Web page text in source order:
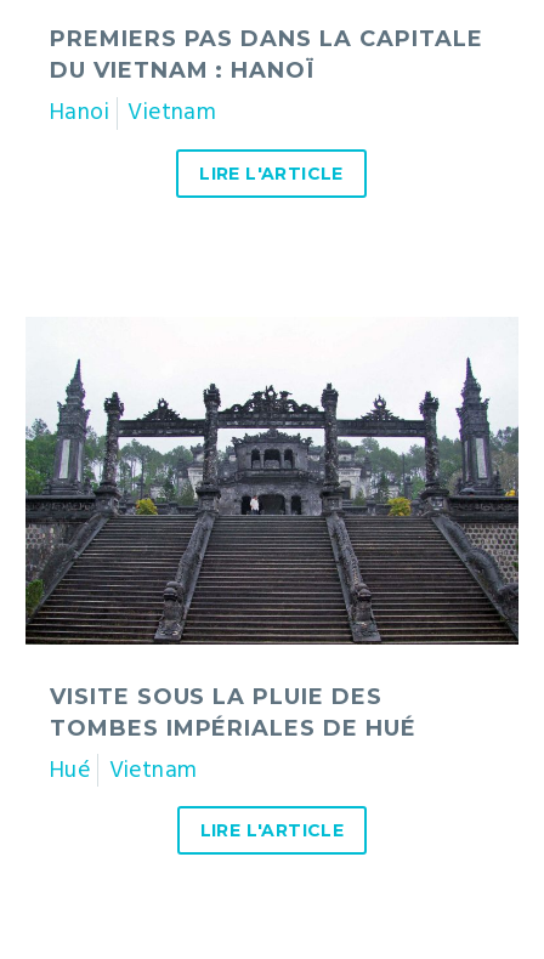
PREMIERS PAS DANS LA CAPITALE
DU VIETNAM : HANOÏ
Hanoi Vietnam
LIRE L'ARTICLE
pluie
des
tombes
impériales
de
Hué
VISITE SOUS LA PLUIE DES
TOMBES IMPÉRIALES DE HUÉ
Hué Vietnam
LIRE L'ARTICLE